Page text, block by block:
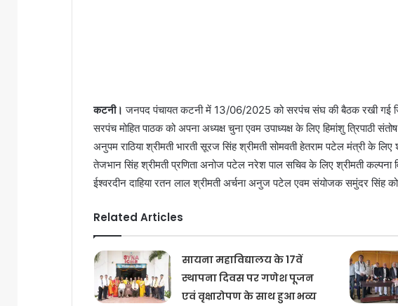
कटनी। जनपद पंचायत कटनी में 13/06/2025 को सरपंच संघ की बैठक रखी गई
सरपंच मोहित पाठक को अपना अध्यक्ष चुना एवम उपाध्यक्ष के लिए हिमांशु त्रिपाठी
अनुपम राठिया श्रीमती भारती सूरज सिंह श्रीमती सोमवती हेतराम पटेल मंत्री के लिए
तेजभान सिंह श्रीमती प्रणिता अनोज पटेल नरेश पाल सचिव के लिए श्रीमती कल्पना
ईश्वरदीन दाहिया रतन लाल श्रीमती अर्चना अनुज पटेल एवम संयोजक समुंदर सिंह
Related Articles
सायना महाविद्यालय के 17वें
स्थापना दिवस पर गणेश पूजन
एवं वृक्षारोपण के साथ हुआ भव्य